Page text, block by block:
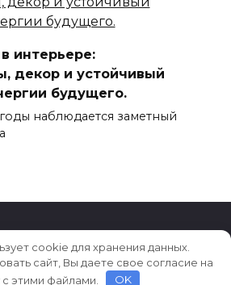
интерьере:
декор и устойчивый
будущего.
наблюдается заметный
cookie для хранения данных.
сайт, Вы даете свое согласие на
этими файлами.
OK